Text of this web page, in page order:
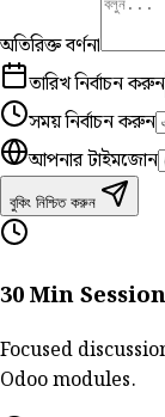
অতিরিক্ত বর্ণনা
তারিখ নির্বাচন করুন
সময় নির্বাচন করুন
আপনার টাইমজোন
বুকিং নিশ্চিত করুন
30 Min Session
Focused
Odoo modules.